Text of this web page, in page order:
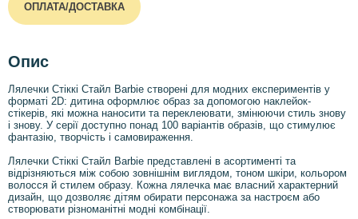
ОПЛАТА/ДОСТАВКА
Опис
Лялечки Стіккі Стайл Barbie створені для модних експериментів у
форматі 2D: дитина оформлює образ за допомогою наклейок-
стікерів, які можна наносити та переклеювати, змінюючи стиль знову
і знову. У серії доступно понад 100 варіантів образів, що стимулює
фантазію, творчість і самовираження.
Лялечки Стіккі Стайл Barbie представлені в асортименті та
відрізняються між собою зовнішнім виглядом, тоном шкіри, кольором
волосся й стилем образу. Кожна лялечка має власний характерний
дизайн, що дозволяє дітям обирати персонажа за настроєм або
створювати різноманітні модні комбінації.